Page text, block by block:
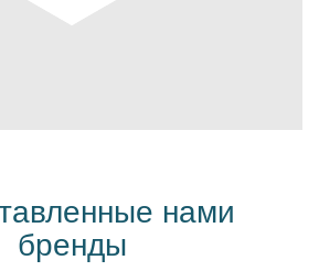
нами
бренды